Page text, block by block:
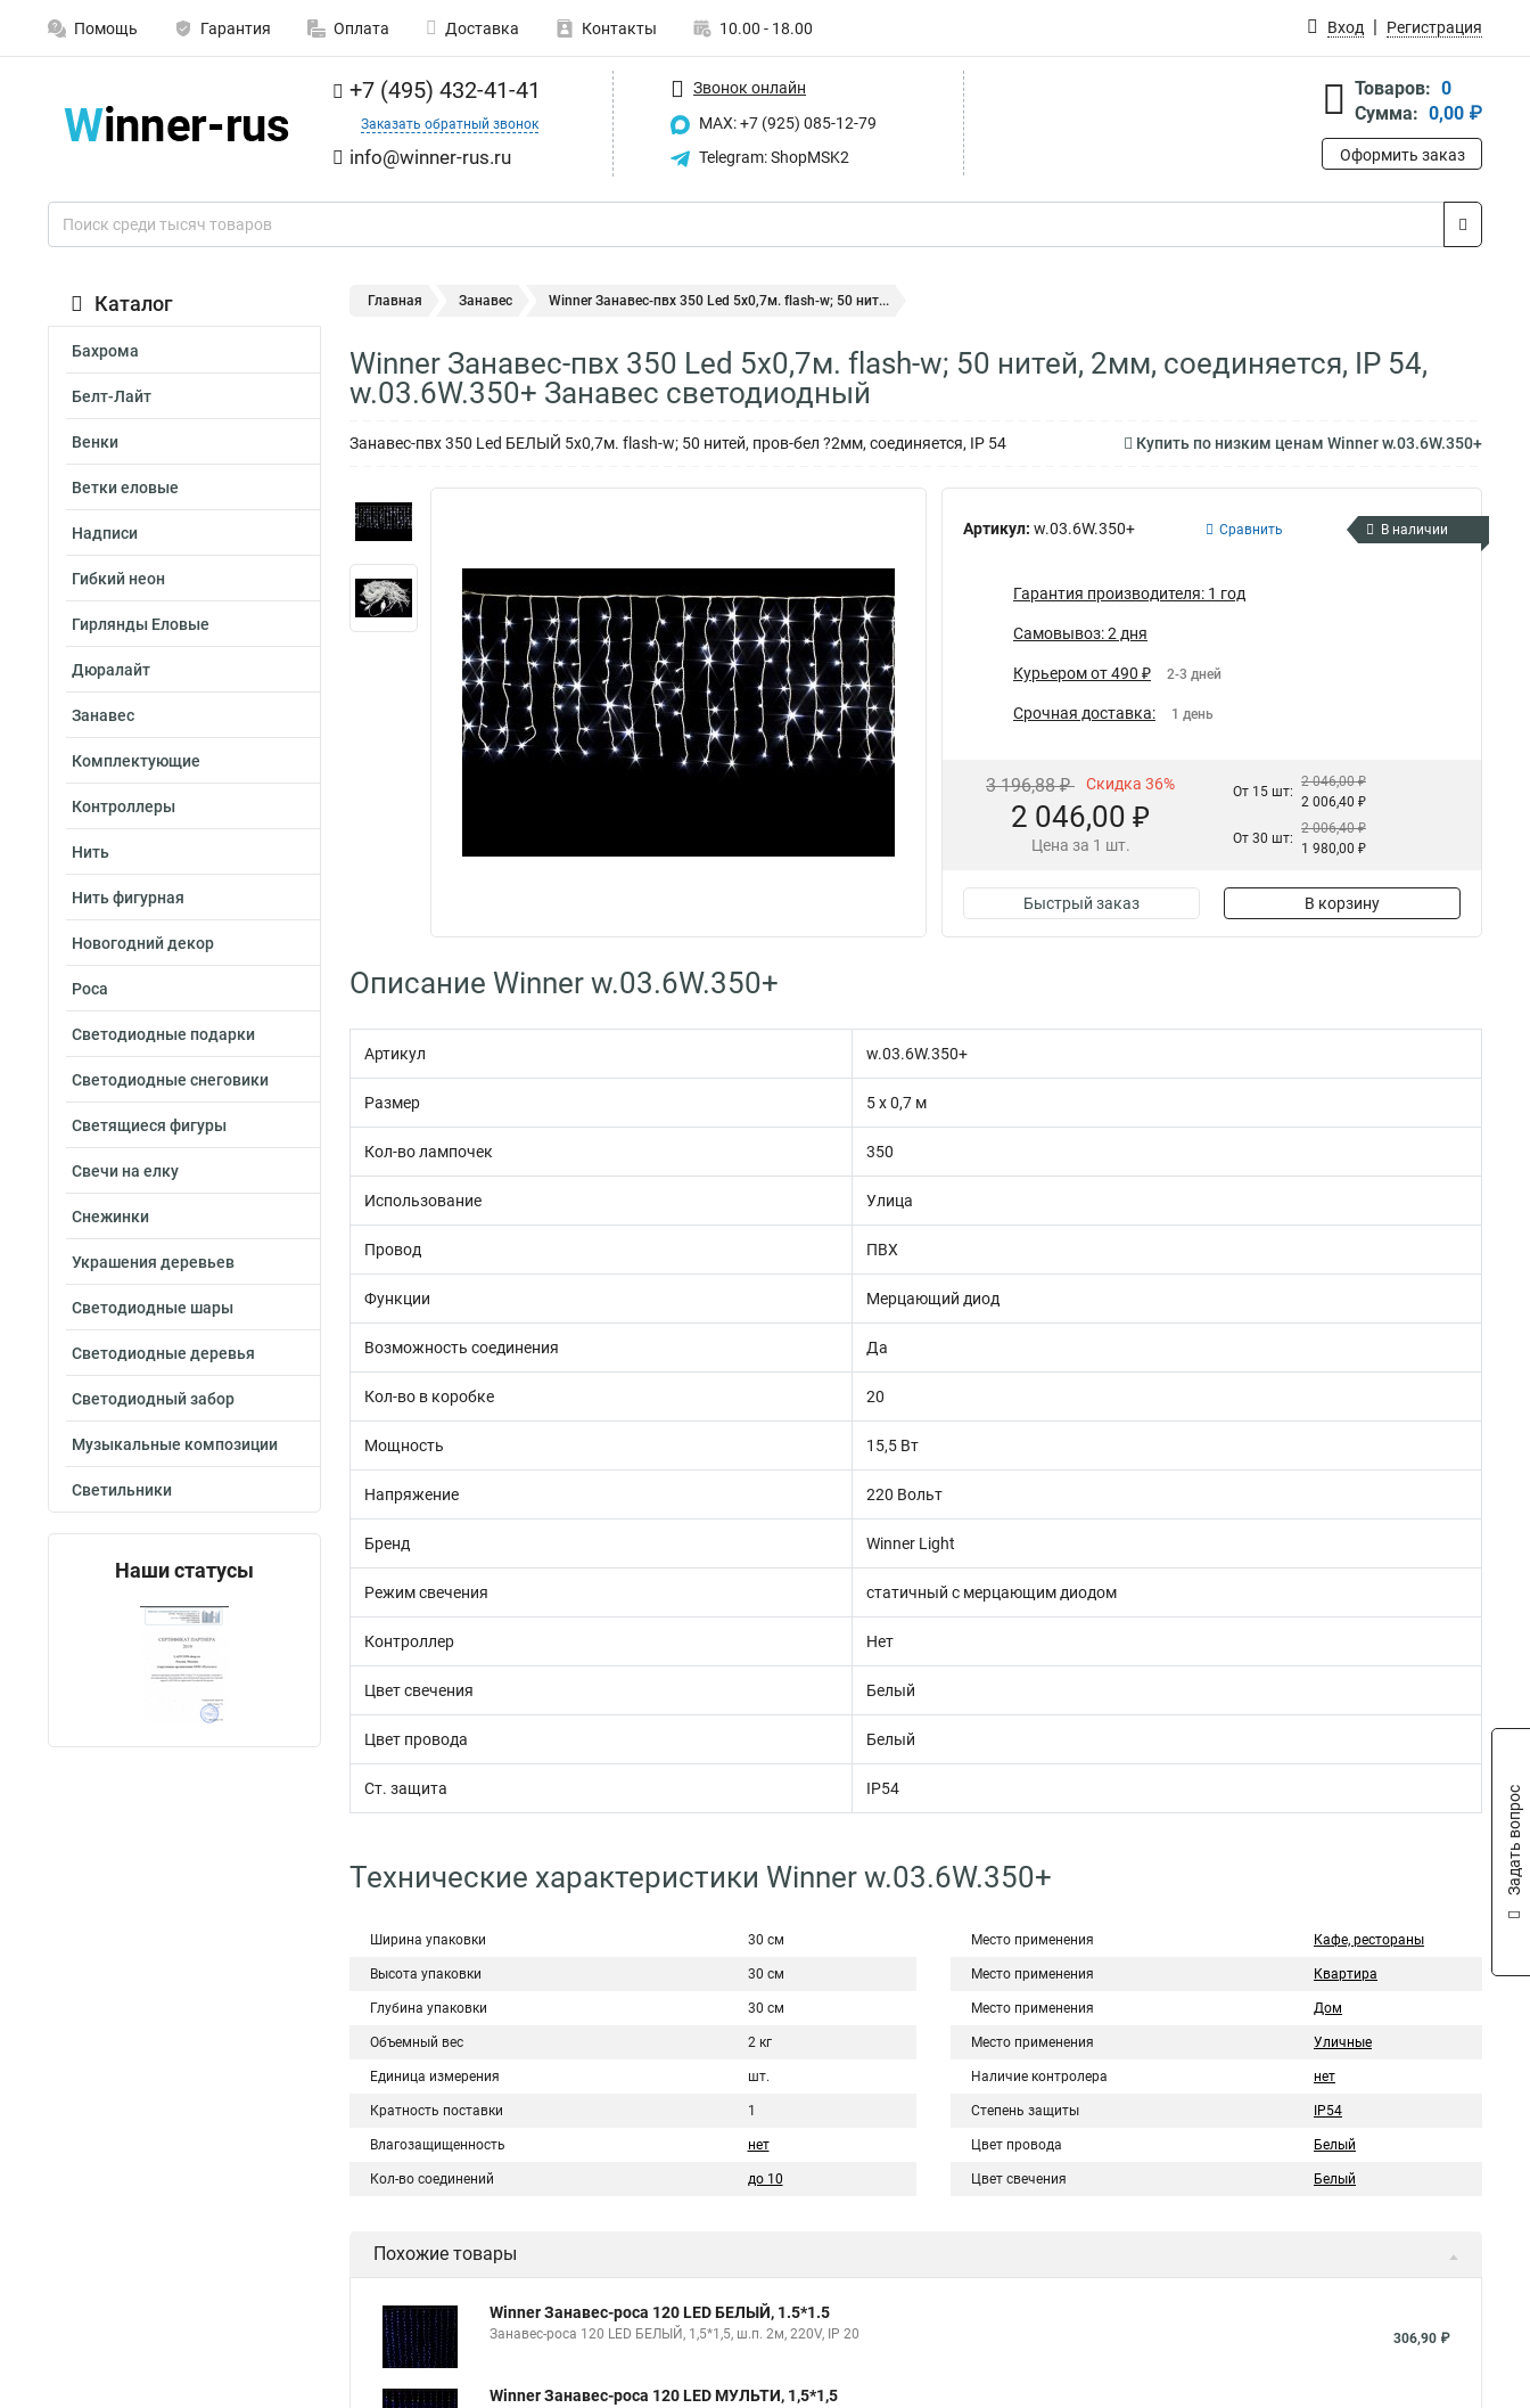
Помощь Гарантия Оплата Доставка Контакты 10.00 - 18.00 Вход Регистрация
+7 (495) 432-41-41
Заказать обратный звонок
info@winner-rus.ru
Звонок онлайн
MAX: +7 (925) 085-12-79
Telegram: ShopMSK2
Товаров: 0
Сумма: 0,00 ₽
Оформить заказ
Каталог
Бахрома
Белт-Лайт
Венки
Ветки еловые
Надписи
Гибкий неон
Гирлянды Еловые
Дюралайт
Занавес
Комплектующие
Контроллеры
Нить
Нить фигурная
Новогодний декор
Роса
Светодиодные подарки
Светодиодные снеговики
Светящиеся фигуры
Свечи на елку
Снежинки
Украшения деревьев
Светодиодные шары
Светодиодные деревья
Светодиодный забор
Музыкальные композиции
Светильники
Наши статусы
Главная Занавес Winner Занавес-пвх 350 Led 5х0,7м. flash-w; 50 нит...
Winner Занавес-пвх 350 Led 5х0,7м. flash-w; 50 нитей, 2мм, соединяется, IP 54,
w.03.6W.350+ Занавес светодиодный
Занавес-пвх 350 Led БЕЛЫЙ 5х0,7м. flash-w; 50 нитей, пров-бел ?2мм, соединяется, IP 54 Купить по низким ценам Winner w.03.6W.350+
Артикул: w.03.6W.350+ Сравнить В наличии
Гарантия производителя: 1 год
Самовывоз: 2 дня
Курьером от 490 ₽ 2-3 дней
Срочная доставка: 1 день
3 196,88 ₽ Скидка 36%
2 046,00 ₽
Цена за 1 шт.
От 15 шт:
2 046,00 ₽
2 006,40 ₽
От 30 шт:
2 006,40 ₽
1 980,00 ₽
Быстрый заказ В корзину
Описание Winner w.03.6W.350+
Артикул w.03.6W.350+
Размер 5 х 0,7 м
Кол-во лампочек 350
Использование Улица
Провод ПВХ
Функции Мерцающий диод
Возможность соединения Да
Кол-во в коробке 20
Мощность 15,5 Вт
Напряжение 220 Вольт
Бренд Winner Light
Режим свечения статичный с мерцающим диодом
Контроллер Нет
Цвет свечения Белый
Цвет провода Белый
Ст. защита IP54
Технические характеристики Winner w.03.6W.350+
Ширина упаковки 30 см
Высота упаковки 30 см
Глубина упаковки 30 см
Объемный вес 2 кг
Единица измерения шт.
Кратность поставки 1
Влагозащищенность нет
Кол-во соединений до 10
Место применения Кафе, рестораны
Место применения Квартира
Место применения Дом
Место применения Уличные
Наличие контролера нет
Степень защиты IP54
Цвет провода Белый
Цвет свечения Белый
Похожие товары
Winner Занавес-роса 120 LED БЕЛЫЙ, 1.5*1.5
Занавес-роса 120 LED БЕЛЫЙ, 1,5*1,5, ш.п. 2м, 220V, IP 20 306,90 ₽
Winner Занавес-роса 120 LED МУЛЬТИ, 1,5*1,5
Задать вопрос